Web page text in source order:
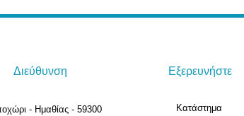
Διεύθυνση
- Ημαθίας - 59300
Εξερευνήστε
Κατάστημα